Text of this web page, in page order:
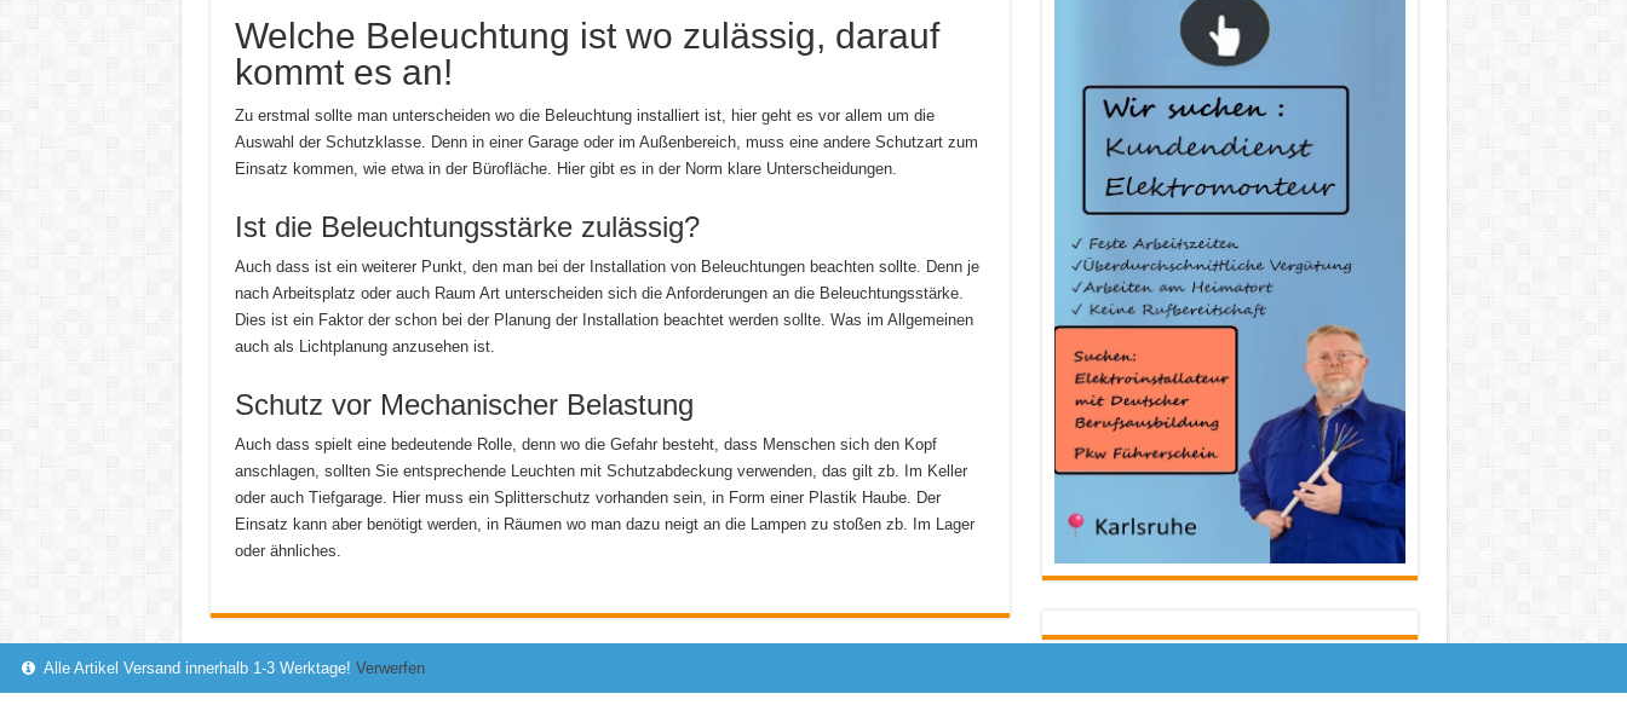
Welche Beleuchtung ist wo zulässig, darauf
kommt es an!
Zu erstmal sollte man unterscheiden wo die Beleuchtung installiert ist, hier geht es vor allem um die
Auswahl der Schutzklasse. Denn in einer Garage oder im Außenbereich, muss eine andere Schutzart zum
Einsatz kommen, wie etwa in der Bürofläche. Hier gibt es in der Norm klare Unterscheidungen.
Ist die Beleuchtungsstärke zulässig?
Auch dass ist ein weiterer Punkt, den man bei der Installation von Beleuchtungen beachten sollte. Denn je
nach Arbeitsplatz oder auch Raum Art unterscheiden sich die Anforderungen an die Beleuchtungsstärke.
Dies ist ein Faktor der schon bei der Planung der Installation beachtet werden sollte. Was im Allgemeinen
auch als Lichtplanung anzusehen ist.
Schutz vor Mechanischer Belastung
Auch dass spielt eine bedeutende Rolle, denn wo die Gefahr besteht, dass Menschen sich den Kopf
anschlagen, sollten Sie entsprechende Leuchten mit Schutzabdeckung verwenden, das gilt zb. Im Keller
oder auch Tiefgarage. Hier muss ein Splitterschutz vorhanden sein, in Form einer Plastik Haube. Der
Einsatz kann aber benötigt werden, in Räumen wo man dazu neigt an die Lampen zu stoßen zb. Im Lager
oder ähnliches.
Alle Artikel Versand innerhalb 1-3 Werktage! Verwerfen